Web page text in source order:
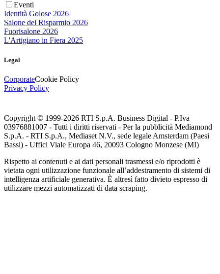
Eventi
Identità Golose 2026
Salone del Risparmio 2026
Fuorisalone 2026
L'Artigiano in Fiera 2025
Legal
CorporateCookie Policy
Privacy Policy
Copyright © 1999-2026 RTI S.p.A. Business Digital - P.Iva
03976881007 - Tutti i diritti riservati - Per la pubblicità Mediamond
S.p.A. - RTI S.p.A., Mediaset N.V., sede legale Amsterdam (Paesi
Bassi) - Uffici Viale Europa 46, 20093 Cologno Monzese (MI)
Rispetto ai contenuti e ai dati personali trasmessi e/o riprodotti è
vietata ogni utilizzazione funzionale all’addestramento di sistemi di
intelligenza artificiale generativa. È altresì fatto divieto espresso di
utilizzare mezzi automatizzati di data scraping.